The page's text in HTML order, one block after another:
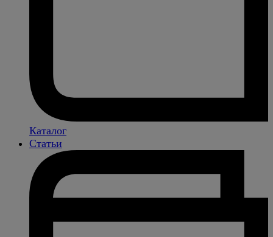
Каталог
Статьи